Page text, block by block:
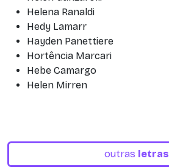
Helena Ranaldi
Hedy Lamarr
Hayden Panettiere
Hortência Marcari
Hebe Camargo
Helen Mirren
outras letras